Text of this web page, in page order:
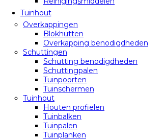
Tuinhout
Overkappingen
Blokhutten
Overkapping benodigdheden
Schuttingen
Schutting benodigdheden
Schuttingpalen
Tuinpoorten
Tuinschermen
Tuinhout
Houten profielen
Tuinbalken
Tuinpalen
Tuinplanken